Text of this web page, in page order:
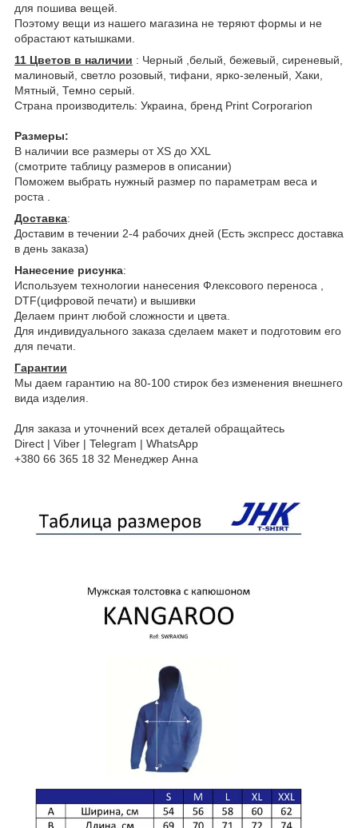
для пошива вещей.
Поэтому вещи из нашего магазина не теряют формы и не
обрастают катышками.
11 Цветов в наличии : Черный ,белый, бежевый, сиреневый,
малиновый, светло розовый, тифани, ярко-зеленый, Хаки,
Мятный, Темно серый.
Страна производитель: Украина, бренд Print Corporarion
Размеры:
В наличии все размеры от XS до XXL
(смотрите таблицу размеров в описании)
Поможем выбрать нужный размер по параметрам веса и
роста .
Доставка:
Доставим в течении 2-4 рабочих дней (Есть экспресс доставка
в день заказа)
Нанесение рисунка:
Используем технологии нанесения Флексового переноса ,
DTF(цифровой печати) и вышивки
Делаем принт любой сложности и цвета.
Для индивидуального заказа сделаем макет и подготовим его
для печати.
Гарантии
Мы даем гарантию на 80-100 стирок без изменения внешнего
вида изделия.
Для заказа и уточнений всех деталей обращайтесь
Direct | Viber | Telegram | WhatsApp
+380 66 365 18 32 Менеджер Анна